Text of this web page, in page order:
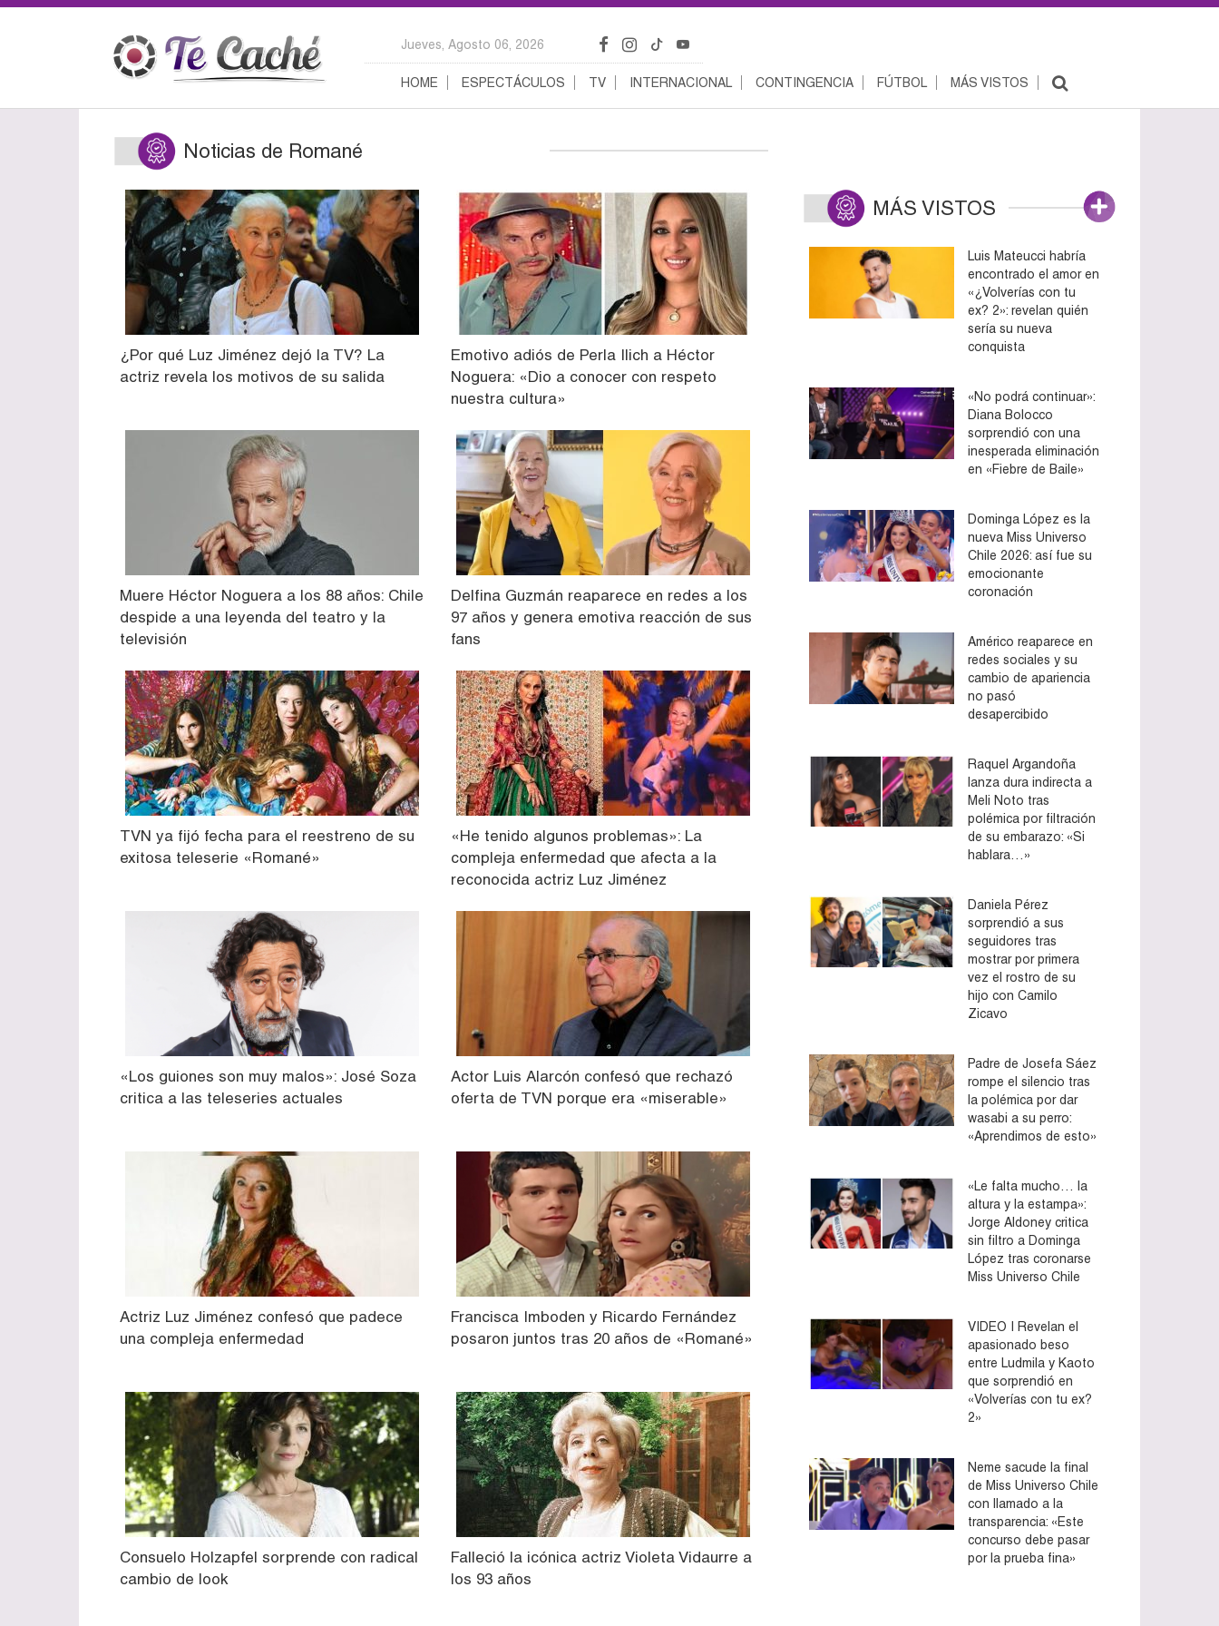
Jueves, Agosto 06, 2026
HOME ESPECTÁCULOS TV INTERNACIONAL CONTINGENCIA FÚTBOL MÁS VISTOS
Noticias de Romané
¿Por qué Luz Jiménez dejó la TV? La
actriz revela los motivos de su salida
Emotivo adiós de Perla Ilich a Héctor
Noguera: «Dio a conocer con respeto
nuestra cultura»
Muere Héctor Noguera a los 88 años: Chile
despide a una leyenda del teatro y la
televisión
Delfina Guzmán reaparece en redes a los
97 años y genera emotiva reacción de sus
fans
TVN ya fijó fecha para el reestreno de su
exitosa teleserie «Romané»
«He tenido algunos problemas»: La
compleja enfermedad que afecta a la
reconocida actriz Luz Jiménez
«Los guiones son muy malos»: José Soza
critica a las teleseries actuales
Actor Luis Alarcón confesó que rechazó
oferta de TVN porque era «miserable»
Actriz Luz Jiménez confesó que padece
una compleja enfermedad
Francisca Imboden y Ricardo Fernández
posaron juntos tras 20 años de «Romané»
Consuelo Holzapfel sorprende con radical
cambio de look
Falleció la icónica actriz Violeta Vidaurre a
los 93 años
MÁS VISTOS
Luis Mateucci habría
encontrado el amor en
«¿Volverías con tu
ex? 2»: revelan quién
sería su nueva
conquista
«No podrá continuar»:
Diana Bolocco
sorprendió con una
inesperada eliminación
en «Fiebre de Baile»
Dominga López es la
nueva Miss Universo
Chile 2026: así fue su
emocionante
coronación
Américo reaparece en
redes sociales y su
cambio de apariencia
no pasó
desapercibido
Raquel Argandoña
lanza dura indirecta a
Meli Noto tras
polémica por filtración
de su embarazo: «Si
hablara…»
Daniela Pérez
sorprendió a sus
seguidores tras
mostrar por primera
vez el rostro de su
hijo con Camilo
Zicavo
Padre de Josefa Sáez
rompe el silencio tras
la polémica por dar
wasabi a su perro:
«Aprendimos de esto»
«Le falta mucho… la
altura y la estampa»:
Jorge Aldoney critica
sin filtro a Dominga
López tras coronarse
Miss Universo Chile
VIDEO | Revelan el
apasionado beso
entre Ludmila y Kaoto
que sorprendió en
«Volverías con tu ex?
2»
Neme sacude la final
de Miss Universo Chile
con llamado a la
transparencia: «Este
concurso debe pasar
por la prueba fina»